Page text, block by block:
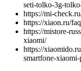
seti-tolko-3g-
https://mi-
https://xiaon.ru/
https://mistore-
xiaomi/
https://
smartfone-xiaomi-